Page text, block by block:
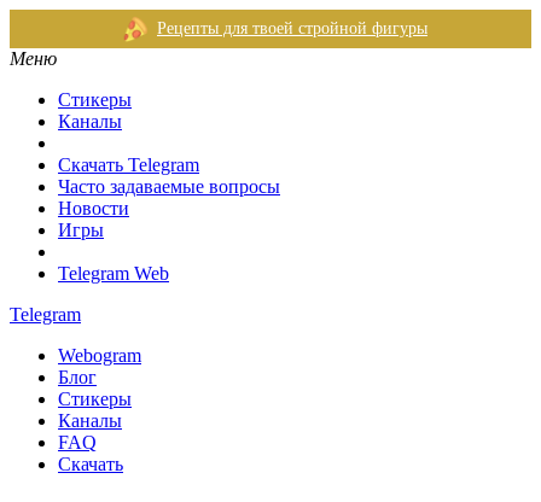
Рецепты для твоей стройной фигуры
Меню
Стикеры
Каналы
Скачать Telegram
Часто задаваемые вопросы
Новости
Игры
Telegram Web
Telegram
Webogram
Блог
Стикеры
Каналы
FAQ
Скачать